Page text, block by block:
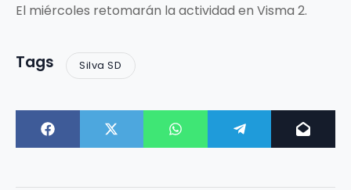
El miércoles retomarán la actividad en Visma 2.
Tags Silva SD